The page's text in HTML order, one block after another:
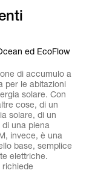
ed EcoFlow
di accumulo a
per le abitazioni
solare. Con
cose, di un
solare, di un
una piena
invece, è una
base, semplice
elettriche.
richiede